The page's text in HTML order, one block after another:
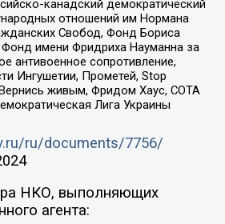
канадский демократический
отношений им Нормана
Свобод, Фонд Бориса
имени Фридриха Науманна за
антивоенное сопротивление,
Ингушетии, Прометей, Stop
живым, Фридом Хаус, СОТА
Лига Украины
ru/documents/7756/
НКО, выполняющих
агента: